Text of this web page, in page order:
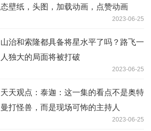
态壁纸，头图，加载动画，点赞动画
2023-06-25
山治和索隆都具备将星水平了吗？路飞一
人独大的局面将被打破
2023-06-25
天天观点：泰迦：这一集的看点不是奥特
曼打怪兽，而是现场可怖的主持人
2023-06-25